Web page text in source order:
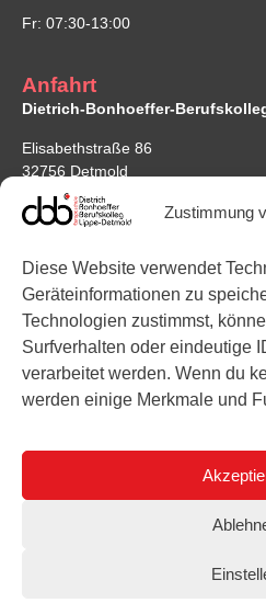
Zustimmung
Diese Website verwendet
Geräteinformationen zu
Technologien zustimmst,
Surfverhalten oder eindeutige
verarbeitet werden. Wenn du
werden einige Merkmale und
Fr: 07:30-13:00
Anfahrt
Dietrich-Bonhoeffer-
Elisabethstraße 86
32756 Detmold
Google Maps
Bonhoefferstraße 7
32756 Detmold
Links